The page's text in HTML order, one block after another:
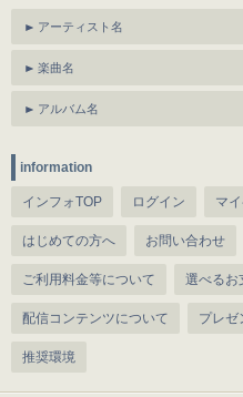
アーティスト名
楽曲名
アルバム名
information
インフォTOP ログイン マ
はじめての方へ お問い合わせ
ご利用料金等について 選べるお
配信コンテンツについて プレゼ
推奨環境